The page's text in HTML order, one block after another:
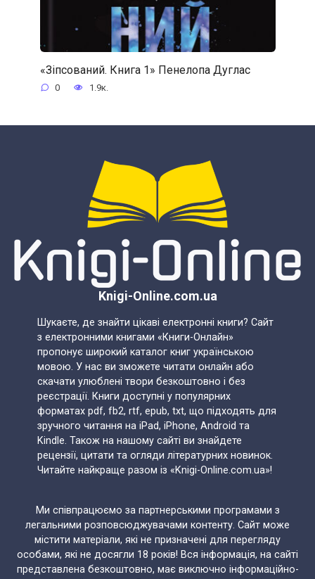
«Зіпсований. Книга 1» Пенелопа Дуглас
0 1.9к.
Knigi-Online.com.ua
Шукаєте, де знайти цікаві електронні книги? Сайт
з електронними книгами «Книги-Онлайн»
пропонує широкий каталог книг українською
мовою. У нас ви зможете читати онлайн або
скачати улюблені твори безкоштовно і без
реєстрації. Книги доступні у популярних
форматах pdf, fb2, rtf, epub, txt, що підходять для
зручного читання на iPad, iPhone, Android та
Kindle. Також на нашому сайті ви знайдете
рецензії, цитати та огляди літературних новинок.
Читайте найкраще разом із «Knigi-Online.com.ua»!
Ми співпрацюємо за партнерськими програмами з
легальними розповсюджувачами контенту. Сайт може
містити матеріали, які не призначені для перегляду
особами, які не досягли 18 років! Вся інформація, на сайті
представлена безкоштовно, має виключно інформаційно-